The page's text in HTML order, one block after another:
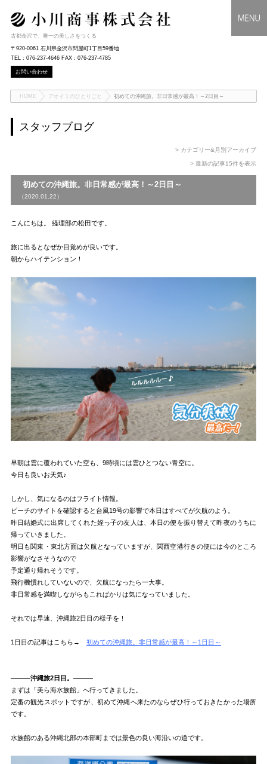
古都金沢で、唯一の美しさをつくる
〒920-0061 石川県金沢市問屋町1丁目59番地
TEL : 076-237-4646 FAX : 076-237-4785
お問い合わせ
HOME アオイミのひとりごと 初めての沖縄旅。非日常感が最高！～2日目～
スタッフブログ
> カテゴリー&月別アーカイブ
> 最新の記事15件を表示
初めての沖縄旅。非日常感が最高！～2日目～
（2020.01.22）
こんにちは。 経理部の松田です。
旅に出るとなぜか目覚めが良いです。
朝からハイテンション！
早朝は雲に覆われていた空も、9時頃には雲ひとつない青空に。
今日も良いお天気♪
しかし、気になるのはフライト情報。
ピーチのサイトを確認すると台風19号の影響で本日はすべてが欠航のよう。
昨日結婚式に出席してくれた姪っ子の友人は、本日の便を振り替えて昨夜のうちに
帰っていきました。
明日も関東・東北方面は欠航となっていますが、関西空港行きの便には今のところ
影響がなさそうなので
予定通り帰れそうです。
飛行機慣れしていないので、欠航になったら一大事。
非日常感を満喫しながらもこればかりは気になっていました。
それでは早速、沖縄旅2日目の様子を！
1日目の記事はこちら→ 初めての沖縄旅。非日常感が最高！～1日目～
―――沖縄旅2日目。―――
まずは「美ら海水族館」へ行ってきました。
定番の観光スポットですが、初めて沖縄へ来たのならぜひ行っておきたかった場所
です。
水族館のある沖縄北部の本部町までは景色の良い海沿いの道です。